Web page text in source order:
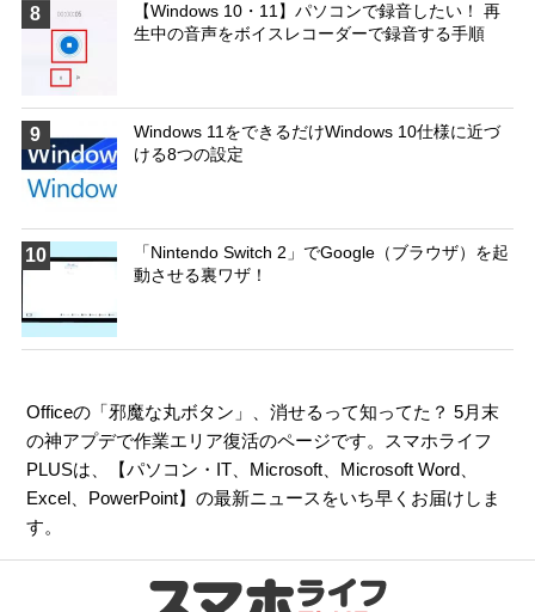
8
【Windows 10・11】パソコンで録音したい！ 再
生中の音声をボイスレコーダーで録音する手順
9
Windows 11をできるだけWindows 10仕様に近づ
ける8つの設定
10
「Nintendo Switch 2」でGoogle（ブラウザ）を起
動させる裏ワザ！
Officeの「邪魔な丸ボタン」、消せるって知ってた？ 5月末
の神アプデで作業エリア復活のページです。スマホライフ
PLUSは、【パソコン・IT Microsoft Microsoft Word
Excel
PowerPoint】の最新ニュースをいち早くお届けしま
す。